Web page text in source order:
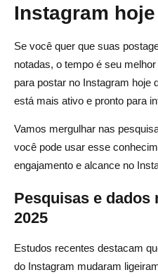
Instagram hoje
Se você quer que suas
notadas, o tempo é seu
para postar no Instagram hoje
está mais ativo e pronto para
Vamos mergulhar nas
você pode usar esse
engajamento e alcance no
Pesquisas e dados
2025
Estudos recentes destacam
do Instagram mudaram